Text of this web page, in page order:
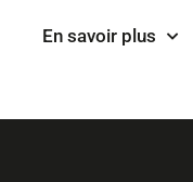
En savoir plus